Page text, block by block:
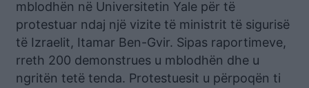
mblodhën në Universitetin Yale për të
protestuar ndaj një vizite të ministrit të sigurisë
të Izraelit, Itamar Ben-Gvir. Sipas raportimeve,
rreth 200 demonstrues u mblodhën dhe u
ngritën tetë tenda. Protestuesit u përpoqën ti